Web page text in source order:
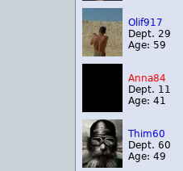
Olif917
Dept. 29
Age: 59
Anna84
Dept. 11
Age: 41
Thim60
Dept. 60
Age: 49